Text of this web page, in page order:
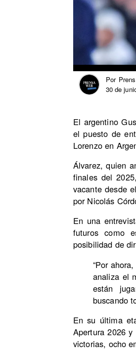
Por
30 de
El argentino
el puesto de
Lorenzo en
Álvarez, quien
finales del
vacante desde
por Nicolás
En una
futuros como
posibilidad de
“Por
analiza el
están
buscando
En su última
Apertura 2026
victorias, ocho